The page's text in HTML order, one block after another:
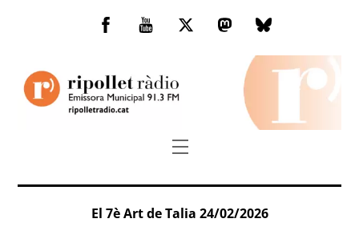
Facebook
You
TwitterMastodonBluesky
Menu
El 7è Art de Talia 24/02/2026